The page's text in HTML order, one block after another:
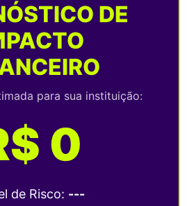
DE
para sua instituição:
0
de Risco: ---